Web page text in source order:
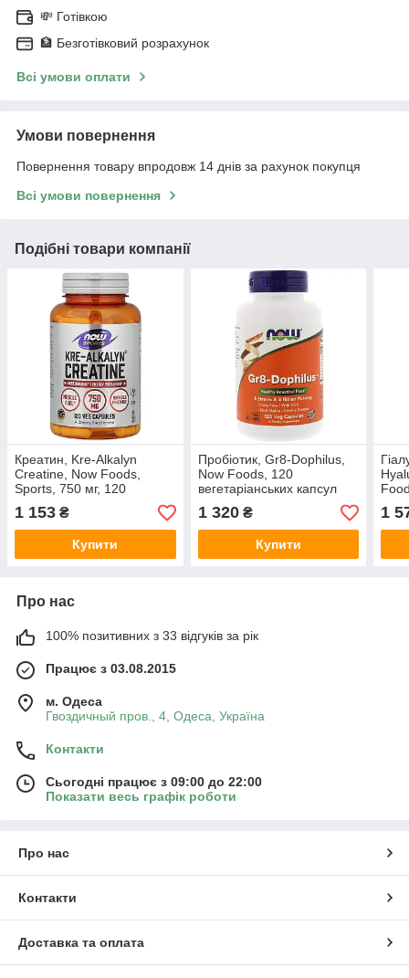
💸 Готівкою
🏦 Безготівковий розрахунок
Всі умови оплати
Умови повернення
Повернення товару впродовж 14 днів за рахунок покупця
Всі умови повернення
Подібні товари компанії
Креатин, Kre-Alkalyn
Creatine, Now Foods,
Sports, 750 мг, 120
вегетаріанських капсул
1 153 ₴
Купити
Пробіотик, Gr8-Dophilus,
Now Foods, 120
вегетаріанських капсул
1 320₴
Купити
мг,
1
Про нас
100% позитивних з 33 відгуків за рік
Працює з 03.08.2015
м. Одеса
Гвоздичный пров., 4, Одеса, Україна
Контакти
Сьогодні працює з 09:00 до 22:00
Показати весь графік роботи
Про нас
Контакти
Доставка та оплата